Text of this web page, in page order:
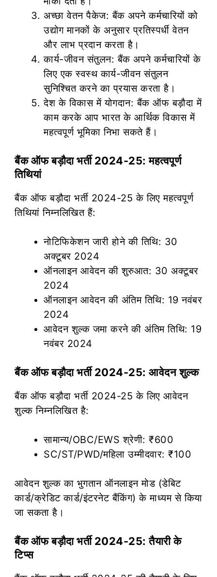
अच्छा वेतन पैकेज: बैंक अपने कर्मचारियों को
उद्योग मानकों के अनुसार प्रतिस्पर्धी वेतन
और लाभ प्रदान करता है।
कार्य-जीवन संतुलन: बैंक अपने कर्मचारियों के
लिए एक स्वस्थ कार्य-जीवन संतुलन
सुनिश्चित करने का प्रयास करता है।
देश के विकास में योगदान: बैंक ऑफ बड़ौदा में
काम करके आप भारत के आर्थिक विकास में
महत्वपूर्ण भूमिका निभा सकते हैं।
बैंक ऑफ बड़ौदा भर्ती 2024-25: महत्वपूर्ण
तिथियां
बैंक ऑफ बड़ौदा भर्ती 2024-25 के लिए महत्वपूर्ण
तिथियां निम्नलिखित हैं:
नोटिफिकेशन जारी होने की तिथि: 30
अक्टूबर 2024
ऑनलाइन आवेदन की शुरुआत: 30 अक्टूबर
2024
ऑनलाइन आवेदन की अंतिम तिथि: 19 नवंबर
2024
आवेदन शुल्क जमा करने की अंतिम तिथि: 19
नवंबर 2024
बैंक ऑफ बड़ौदा भर्ती 2024-25: आवेदन शुल्क
बैंक ऑफ बड़ौदा भर्ती 2024-25 के लिए आवेदन
शुल्क निम्नलिखित है:
सामान्य/OBC/EWS श्रेणी: ₹600
SC/ST/PWD/महिला उम्मीदवार: ₹100
आवेदन शुल्क का भुगतान ऑनलाइन मोड (डेबिट
कार्ड/क्रेडिट कार्ड/इंटरनेट बैंकिंग) के माध्यम से किया
जा सकता है।
बैंक ऑफ बड़ौदा भर्ती 2024-25: तैयारी के
टिप्स